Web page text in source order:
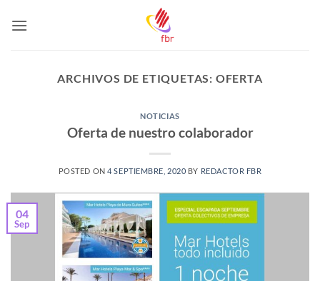
ARCHIVOS DE ETIQUETAS: OFERTA
NOTICIAS
Oferta de nuestro colaborador
POSTED ON4 SEPTIEMBRE, 2020 BY REDACTOR FBR
04
Sep